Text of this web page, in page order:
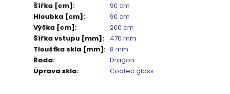
Šířka [cm]:
90 cm
Hloubka [cm]:
90 cm
Výška [cm]:
200 cm
Šířka vstupu [mm]:
470 mm
Tloušťka skla [mm]: 8 mm
Řada:
Dragon
Úprava skla: Coated glass